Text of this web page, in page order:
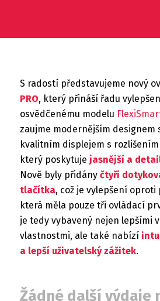
S radostí představujeme nový
PRO, který přináší řadu
osvědčenému modelu
zaujme modernějším designem
kvalitním displejem s rozlišením
který poskytuje jasnější a
Nově byly přidány čtyři
tlačítka, což je vylepšení
která měla pouze tři ovládací
je tedy vybavený nejen lepšími
vlastnostmi, ale také nabízí
a lepší uživatelský zážitek.
Žádné další výdaje